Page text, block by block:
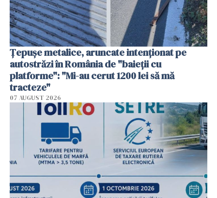
Țepușe metalice, aruncate intenționat pe
autostrăzi în România de "baieții cu
platforme": "Mi-au cerut 1200 lei să mă
tracteze"
07 AUGUST 2026